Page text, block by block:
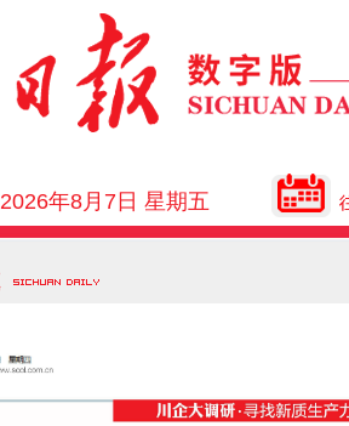
2026年8月7日 星期五